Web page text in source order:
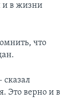
и в жизни
что
Это верно и в